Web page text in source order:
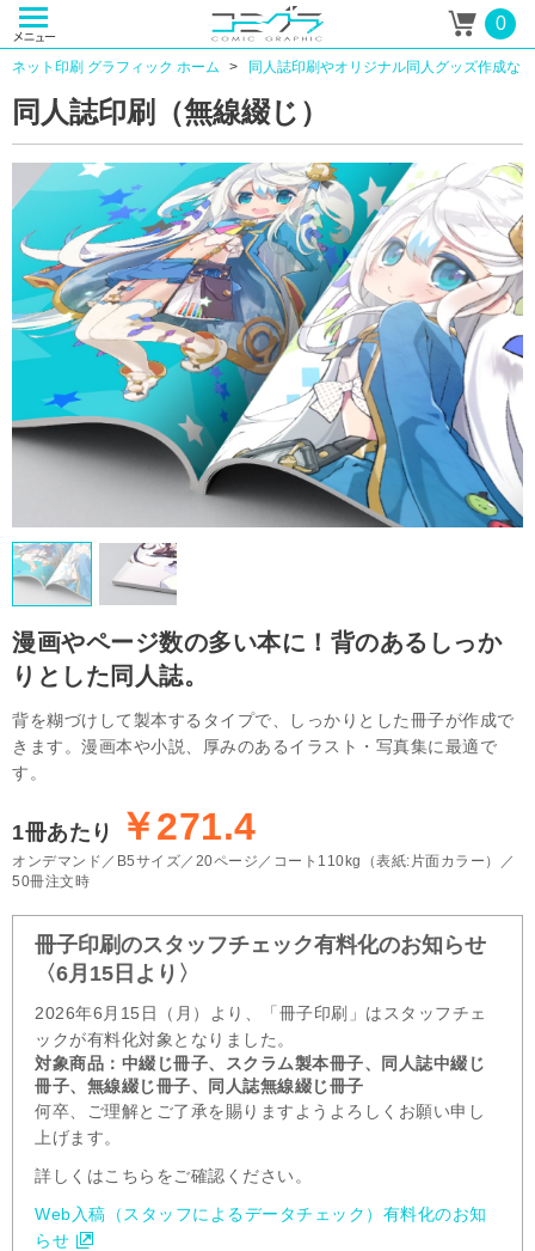
0
ネット印刷 グラフィック ホーム 同人誌印刷やオリジナル同人グッズ作成な
同人誌印刷（無線綴じ）
漫画やページ数の多い本に！ 背のあるしっか
りとした同人誌。
背を糊づけして製本するタイプで、しっかりとした冊子が作成で
きます。漫画本や小説、厚みのあるイラスト・写真集に最適で
す。
1冊あたり ￥271.4
オンデマンド B5サイズ 20ページ
コート110kg（表紙:片面カラー）
50冊注文時
冊子印刷のスタッフチェック有料化のお知らせ
〈6月15日より〉
2026年6月15日（月）より、「冊子印刷」はスタッフチェ
ックが有料化対象となりました。
対象商品：中綴じ冊子、スクラム製本冊子、同人誌中綴じ
冊子、無線綴じ冊子、同人誌無線綴じ冊子
何卒、ご理解とご了承を賜りますようよろしくお願い申し
上げます。
詳しくはこちらをご確認ください。
Web入稿（スタッフによるデータチェック）有料化のお知
らせ